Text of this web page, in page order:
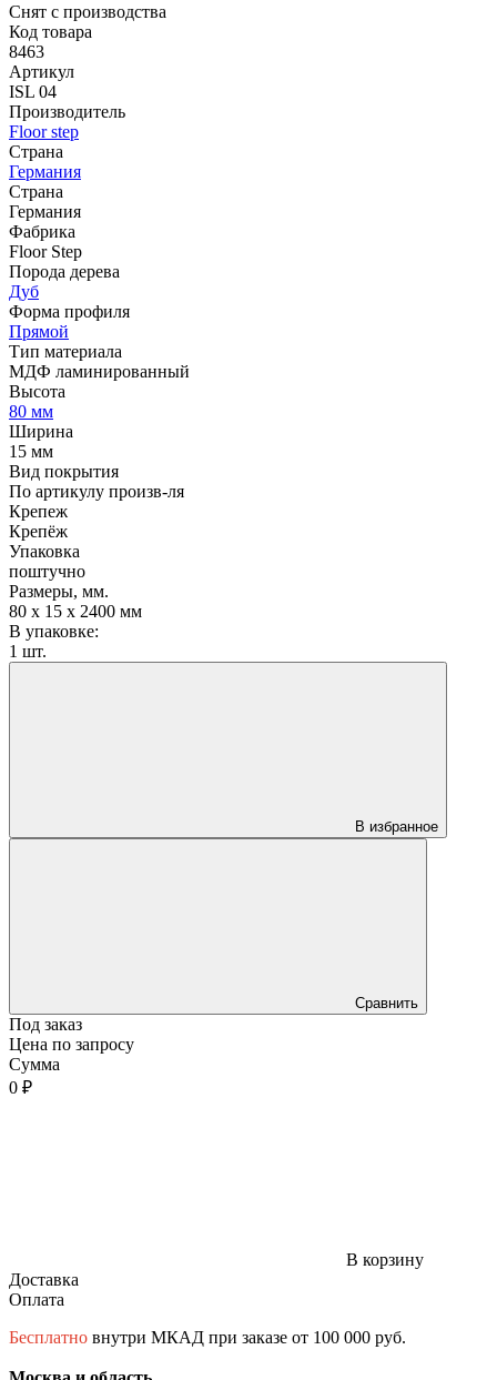
Снят с производства
Код товара
8463
Артикул
ISL 04
Производитель
Floor step
Страна
Германия
Страна
Германия
Фабрика
Floor Step
Порода дерева
Дуб
Форма профиля
Прямой
Тип материала
МДФ ламинированный
Высота
80 мм
Ширина
15 мм
Вид покрытия
По артикулу произв-ля
Крепеж
Крепёж
Упаковка
поштучно
Размеры, мм.
80 х 15 х 2400 мм
В упаковке:
1 шт.
В избранное
Сравнить
Под заказ
Цена по запросу
Сумма
0 ₽
В корзину
Доставка
Оплата
Бесплатно внутри МКАД при заказе от 100 000 руб.